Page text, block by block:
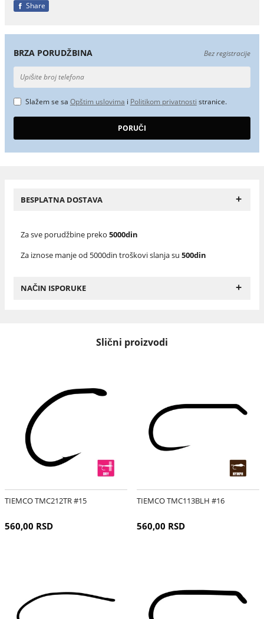
Share
BRZA PORUDŽBINA Bez registracije
Slažem se sa Opštim uslovima i Politikom privatnosti stranice.
BESPLATNA DOSTAVA +
Za sve porudžbine preko 5000din
Za iznose manje od 5000din troškovi slanja su 500din
NAČIN ISPORUKE +
Slični proizvodi
TIEMCO TMC212TR #15
560,00 RSD
TIEMCO TMC113BLH #16
560,00 RSD